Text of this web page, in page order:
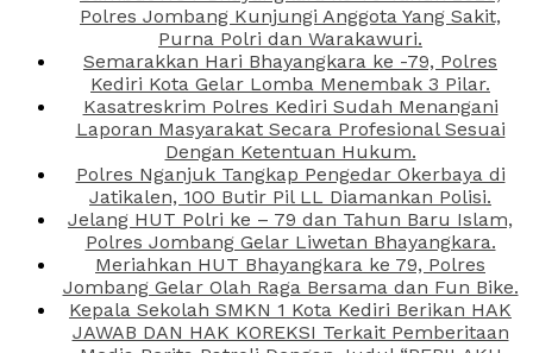
Polres Jombang Kunjungi Anggota Yang Sakit,
Purna Polri dan Warakawuri.
Semarakkan Hari Bhayangkara ke -79, Polres
Kediri Kota Gelar Lomba Menembak 3 Pilar.
Kasatreskrim Polres Kediri Sudah Menangani
Laporan Masyarakat Secara Profesional Sesuai
Dengan Ketentuan Hukum.
Polres Nganjuk Tangkap Pengedar Okerbaya di
Jatikalen, 100 Butir Pil LL Diamankan Polisi.
Jelang HUT Polri ke – 79 dan Tahun Baru Islam,
Polres Jombang Gelar Liwetan Bhayangkara.
Meriahkan HUT Bhayangkara ke 79, Polres
Jombang Gelar Olah Raga Bersama dan Fun Bike.
Kepala Sekolah SMKN 1 Kota Kediri Berikan HAK
JAWAB DAN HAK KOREKSI Terkait Pemberitaan